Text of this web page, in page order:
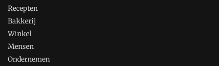
Recepten
Bakkerij
Winkel
Mensen
Ondernemen